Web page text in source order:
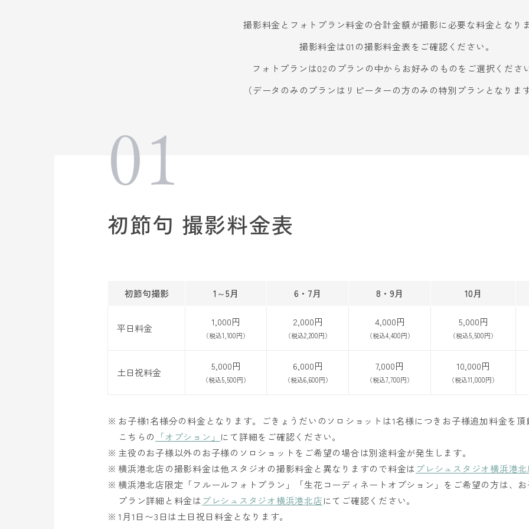
撮影料金とフォトプラン料金の合計金額が撮影に必要な料金となりま
撮影料金は01の撮影料金表をご確認ください。
フォトプランは02のプランの中からお好みのものをご選択ください
（データのみのプランはリピーターの方のみの特別プランとなります
01
初節句 撮影料金表
初節句撮影 1～5月 6・7月 8・9月 10月
平日料金
1,000円
（税込1,100円）
2,000円
（税込2,200円）
4,000円
（税込4,400円）
5,000円
（税込5,500円）
土日祝料金
5,000円
（税込5,500円）
6,000円
（税込6,600円）
7,000円
（税込7,700円）
10,000円
（税込11,000円）
お子様1名様分の料金となります。ごきょうだいのソロショットは1名様につきお子様追加料金を頂
こちらの
「オプション」 にて詳細をご確認ください。
主役のお子様以外のお子様のソロショットをご希望の場合は別途料金が発生します。
横浜港北店の撮影料金は他スタジオの撮影料金と異なりますので料金はプレシュスタジオ横浜港北
横浜港北店限定「フルールフォトプラン」「生花コーディネートオプション」をご希望の方は、お
プラン詳細と料金はプレシュスタジオ横浜港北店にてご確認ください。
1月1日〜3日は土日祝日料金となります。